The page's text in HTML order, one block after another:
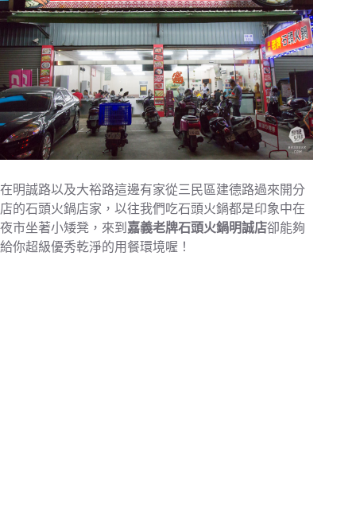
在明誠路以及大裕路這邊有家從三民區建德路過來開分
店的石頭火鍋店家，以往我們吃石頭火鍋都是印象中在
夜市坐著小矮凳，來到 嘉義老牌石頭火鍋明誠店卻能夠
給你超級優秀乾淨的用餐環境喔！